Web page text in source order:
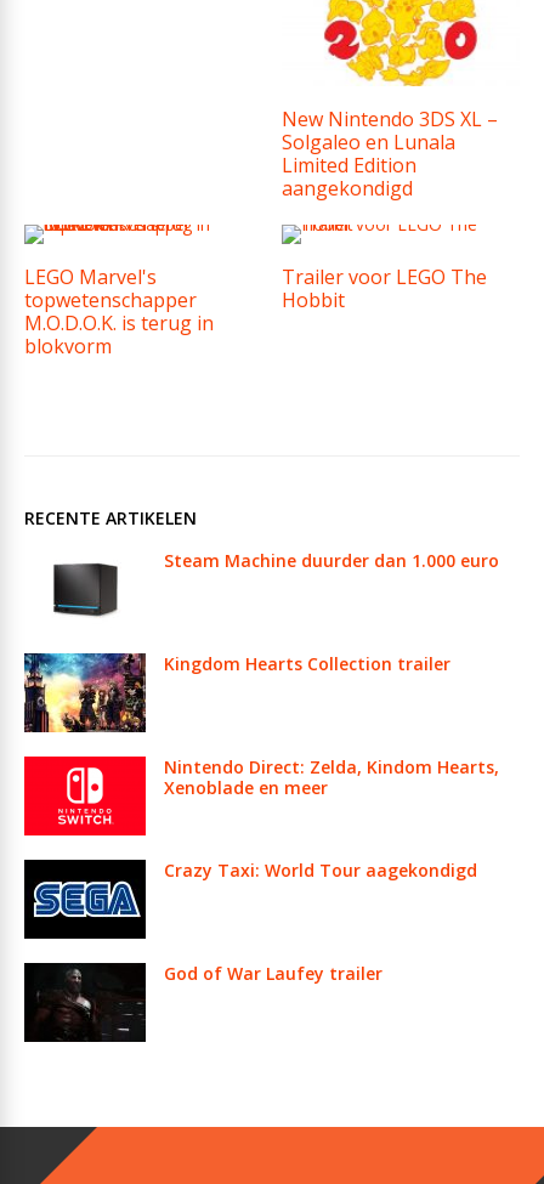
New Nintendo 3DS XL –
Solgaleo en Lunala
Limited Edition
aangekondigd
LEGO Marvel's
topwetenschapper
M.O.D.O.K. is terug in
blokvorm
Trailer voor LEGO The
Hobbit
RECENTE ARTIKELEN
Steam Machine duurder dan 1.000 euro
Kingdom Hearts Collection trailer
Nintendo Direct: Zelda, Kindom Hearts,
Xenoblade en meer
Crazy Taxi: World Tour aagekondigd
God of War Laufey trailer